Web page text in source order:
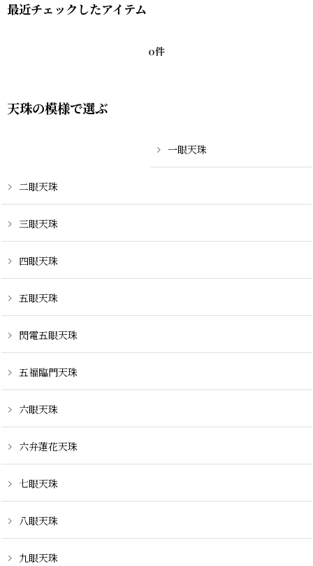
最近チェックしたアイテム
0件
天珠の模様で選ぶ
一眼天珠
二眼天珠
三眼天珠
四眼天珠
五眼天珠
閃電五眼天珠
五福臨門天珠
六眼天珠
六弁蓮花天珠
七眼天珠
八眼天珠
九眼天珠